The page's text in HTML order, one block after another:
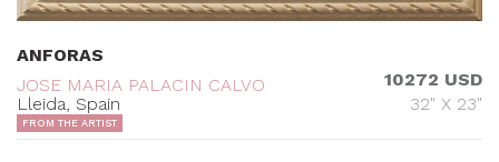
ANFORAS
JOSE MARIA PALACIN CALVO
Lleida, Spain
10272 USD
32" X 23"
FROM THE ARTIST